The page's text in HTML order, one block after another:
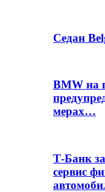
Седан
BMW на
мерах…
Т-Банк
сервис